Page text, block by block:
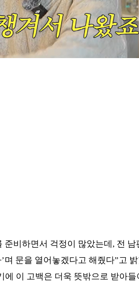
비하면서 걱정이 많았는데, 전
며 문을 열어놓겠다고 해줬다”고
이 고백은 더욱 뜻밖으로 받아들